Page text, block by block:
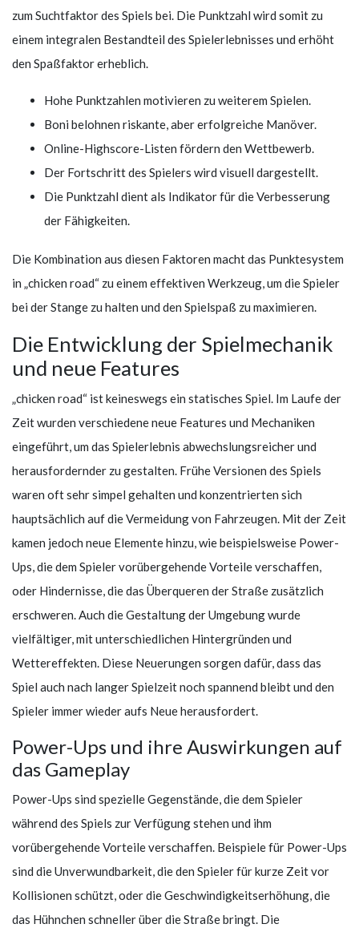
zum Suchtfaktor des Spiels bei. Die Punktzahl wird somit zu
einem integralen Bestandteil des Spielerlebnisses und erhöht
den Spaßfaktor erheblich.
Hohe Punktzahlen motivieren zu weiterem Spielen.
Boni belohnen riskante, aber erfolgreiche Manöver.
Online-Highscore-Listen fördern den Wettbewerb.
Der Fortschritt des Spielers wird visuell dargestellt.
Die Punktzahl dient als Indikator für die Verbesserung
der Fähigkeiten.
Die Kombination aus diesen Faktoren macht das Punktesystem
in „chicken road“ zu einem effektiven Werkzeug, um die Spieler
bei der Stange zu halten und den Spielspaß zu maximieren.
Die Entwicklung der Spielmechanik
und neue Features
„chicken road“ ist keineswegs ein statisches Spiel. Im Laufe der
Zeit wurden verschiedene neue Features und Mechaniken
eingeführt, um das Spielerlebnis abwechslungsreicher und
herausfordernder zu gestalten. Frühe Versionen des Spiels
waren oft sehr simpel gehalten und konzentrierten sich
hauptsächlich auf die Vermeidung von Fahrzeugen. Mit der Zeit
kamen jedoch neue Elemente hinzu, wie beispielsweise Power-
Ups, die dem Spieler vorübergehende Vorteile verschaffen,
oder Hindernisse, die das Überqueren der Straße zusätzlich
erschweren. Auch die Gestaltung der Umgebung wurde
vielfältiger, mit unterschiedlichen Hintergründen und
Wettereffekten. Diese Neuerungen sorgen dafür, dass das
Spiel auch nach langer Spielzeit noch spannend bleibt und den
Spieler immer wieder aufs Neue herausfordert.
Power-Ups und ihre Auswirkungen auf
das Gameplay
Power-Ups sind spezielle Gegenstände, die dem Spieler
während des Spiels zur Verfügung stehen und ihm
vorübergehende Vorteile verschaffen. Beispiele für Power-Ups
sind die Unverwundbarkeit, die den Spieler für kurze Zeit vor
Kollisionen schützt, oder die Geschwindigkeitserhöhung, die
das Hühnchen schneller über die Straße bringt. Die